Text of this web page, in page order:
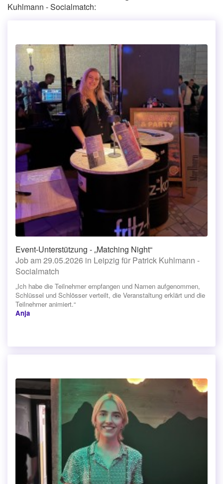
Kuhlmann - Socialmatch:
Event-Unterstützung - „Matching Night“
Job am 29.05.2026 in Leipzig für Patrick Kuhlmann -
Socialmatch
„Ich habe die Teilnehmer empfangen und Namen aufgenommen,
Schlüssel und Schlösser verteilt, die Veranstaltung erklärt und die
Teilnehmer animiert.“
Anja